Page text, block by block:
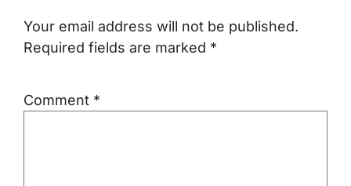
Your email address will not be published.
Required fields are marked *
Comment *